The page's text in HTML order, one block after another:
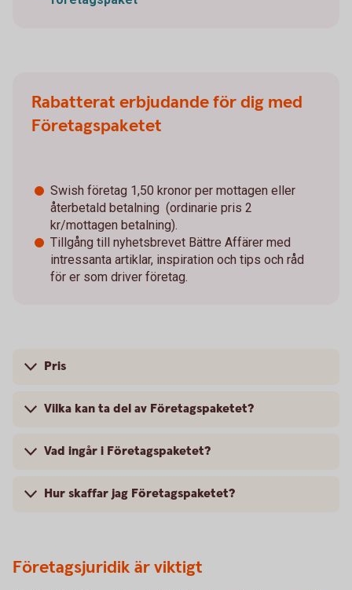
Rabatterat erbjudande för dig med
Företagspaketet
Swish företag 1,50 kronor per mottagen eller
återbetald betalning (ordinarie pris 2
kr/mottagen betalning).
Tillgång till nyhetsbrevet Bättre Affärer med
intressanta artiklar, inspiration och tips och råd
för er som driver företag.
Pris
Vilka kan ta del av Företagspaketet?
Vad ingår i Företagspaketet?
Hur skaffar jag Företagspaketet?
Företagsjuridik är viktigt